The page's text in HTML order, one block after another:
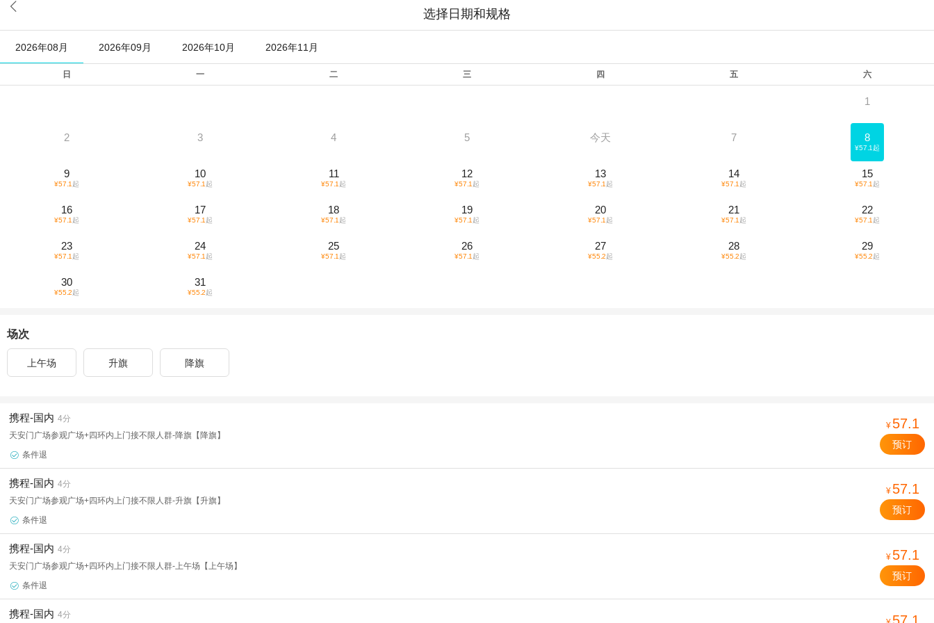

选择日期和规格
2026年08月 2026年09月 2026年10月 2026年11月
日 一 二 三 四 五 六
1
2 3 4 5 今天 7 8
¥57.1起
9
¥57.1起
10
¥57.1起
11
¥57.1起
12
¥57.1起
13
¥57.1起
14
¥57.1起
15
¥57.1起
16
¥57.1起
17
¥57.1起
18
¥57.1起
19
¥57.1起
20
¥57.1起
21
¥57.1起
22
¥57.1起
23
¥57.1起
24
¥57.1起
25
¥57.1起
26
¥57.1起
27
¥55.2起
28
¥55.2起
29
¥55.2起
30
¥55.2起
31
¥55.2起
场次
上午场 升旗 降旗
携程-国内 4分
天安门广场参观广场+四环内上门接不限人群-降旗【降旗】
 条件退
¥ 57.1
预订
携程-国内 4分
天安门广场参观广场+四环内上门接不限人群-升旗【升旗】
 条件退
¥ 57.1
预订
携程-国内 4分
天安门广场参观广场+四环内上门接不限人群-上午场【上午场】
 条件退
¥ 57.1
预订
携程-国内 4分